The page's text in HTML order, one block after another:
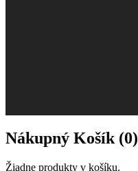
Nákupný Košík (0)
Žiadne produkty v košíku.